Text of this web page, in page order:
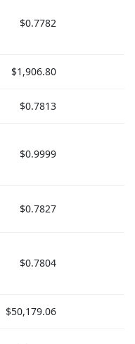
$0.7782
$1,906.80
$0.7813
$0.9999
$0.7827
$0.7804
$50,179.06